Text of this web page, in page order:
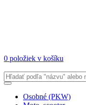
0 položiek v košíku
Osobné (PKW)